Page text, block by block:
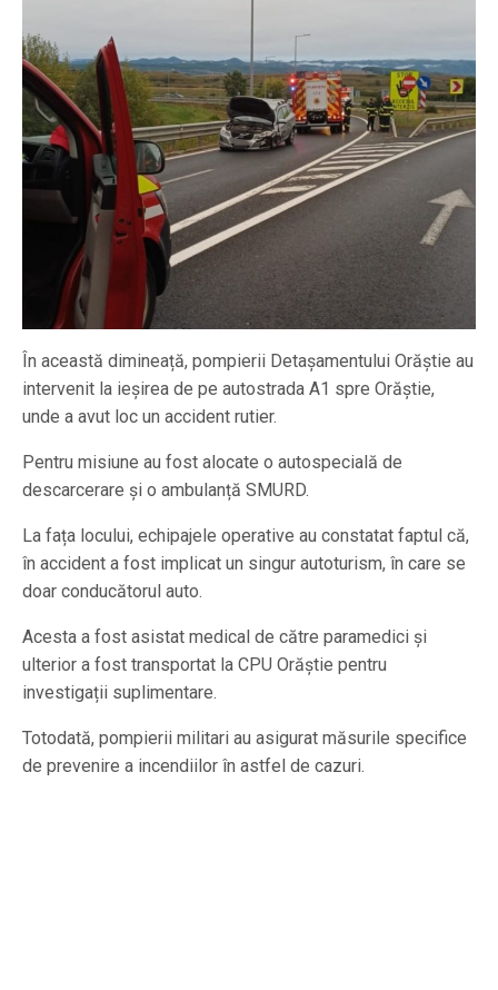
În această dimineață, pompierii Detașamentului Orăștie au
intervenit la ieșirea de pe autostrada A1 spre Orăștie,
unde a avut loc un accident rutier.
Pentru misiune au fost alocate o autospecială de
descarcerare și o ambulanță SMURD.
La fața locului, echipajele operative au constatat faptul că,
în accident a fost implicat un singur autoturism, în care se
doar conducătorul auto.
Acesta a fost asistat medical de către paramedici și
ulterior a fost transportat la CPU Orăștie pentru
investigații suplimentare.
Totodată, pompierii militari au asigurat măsurile specifice
de prevenire a incendiilor în astfel de cazuri.